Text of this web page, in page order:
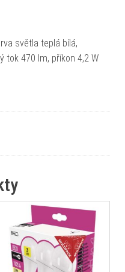
světla teplá bílá,
tok 470 lm, příkon 4,2 W